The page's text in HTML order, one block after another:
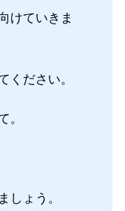
けていきま
ください。
。
しょう。